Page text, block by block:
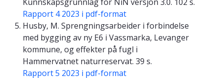
Rapport 4 2023 i pdf-format
Husby, M. Sprengningsarbeider i forbindelse
med bygging av ny E6 i Vassmarka, Levanger
kommune, og effekter på fugl i
Hammervatnet naturreservat. 39 s.
Rapport 5 2023 i pdf-format